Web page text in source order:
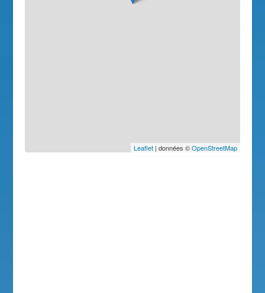
Leaflet| données ©OpenStreetMap